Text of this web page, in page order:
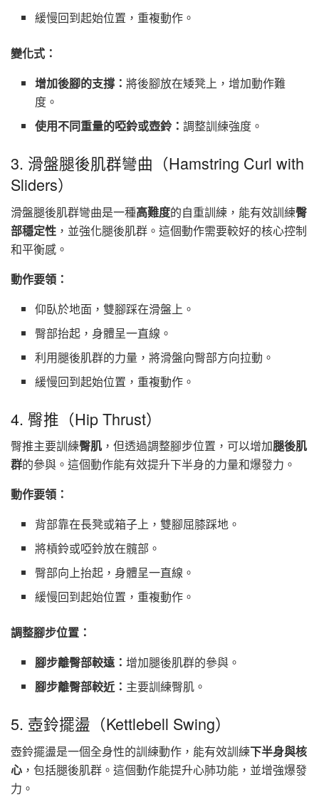
緩慢回到起始位置，重複動作。
變化式：
增加後腳的支撐：將後腳放在矮凳上，增加動作難
度。
使用不同重量的啞鈴或壺鈴：調整訓練強度。
3. 滑盤腿後肌群彎曲（Hamstring Curl with
Sliders）
滑盤腿後肌群彎曲是一種高難度的自重訓練，能有效訓練臀
部穩定性 ，並強化腿後肌群。這個動作需要較好的核心控制
和平衡感。
動作要領：
仰臥於地面，雙腳踩在滑盤上。
臀部抬起，身體呈一直線。
利用腿後肌群的力量，將滑盤向臀部方向拉動。
緩慢回到起始位置，重複動作。
4. 臀推（Hip Thrust）
臀推主要訓練臀肌 ，但透過調整腳步位置，可以增加腿後肌
群的參與。這個動作能有效提升下半身的力量和爆發力。
動作要領：
背部靠在長凳或箱子上，雙腳屈膝踩地。
將槓鈴或啞鈴放在髖部。
臀部向上抬起，身體呈一直線。
緩慢回到起始位置，重複動作。
調整腳步位置：
腳步離臀部較遠：增加腿後肌群的參與。
腳步離臀部較近： 主要訓練臀肌。
5. 壺鈴擺盪（Kettlebell Swing）
壺鈴擺盪是一個全身性的訓練動作，能有效訓練下半身與核
心 ，包括腿後肌群。這個動作能提升心肺功能，並增強爆發
力。